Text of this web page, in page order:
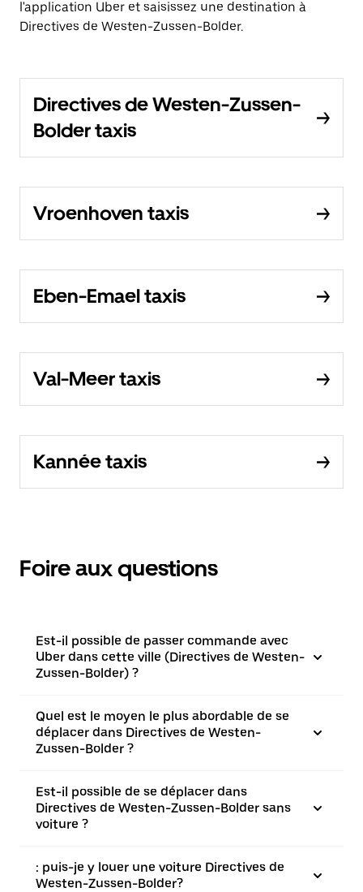
l'application Uber et saisissez une destination à
Directives de Westen-Zussen-Bolder.
Directives de Westen-Zussen-
Bolder taxis
Vroenhoven taxis
Eben-Emael taxis
Val-Meer taxis
Kannée taxis
Foire aux questions
Est-il possible de passer commande avec
Uber dans cette ville (Directives de Westen-
Zussen-Bolder) ?
Quel est le moyen le plus abordable de se
déplacer dans Directives de Westen-
Zussen-Bolder ?
Est-il possible de se déplacer dans
Directives de Westen-Zussen-Bolder sans
voiture ?
: puis-je y louer une voiture Directives de
Westen-Zussen-Bolder?